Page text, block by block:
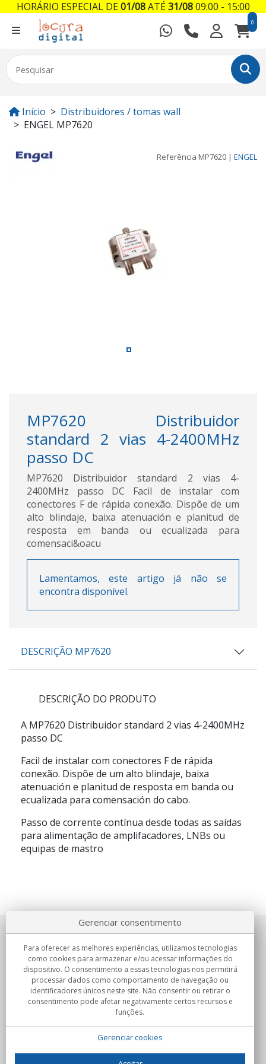
0
Início
Distribuidores / tomas wall
ENGEL MP7620
Referência MP7620 | ENGEL
MP7620 Distribuidor
standard 2 vias 4-2400MHz
passo DC
MP7620 Distribuidor standard 2 vias 4-
2400MHz passo DC Facil de instalar com
conectores F de rápida conexão. Dispõe de um
alto blindaje, baixa atenuación e planitud de
resposta em banda ou ecualizada para
comensaci&oacu
Lamentamos, este artigo já não se
encontra disponível.
DESCRIÇÃO MP7620
DESCRIÇÃO DO PRODUTO
A MP7620 Distribuidor standard 2 vias 4-2400MHz
passo DC
Facil de instalar com conectores F de rápida
conexão. Dispõe de um alto blindaje, baixa
atenuación e planitud de resposta em banda ou
ecualizada para comensación do cabo.
Passo de corrente contínua desde todas as saídas
para alimentação de amplifacadores, LNBs ou
equipas de mastro
Sobre nosotros
Compromissos
Compras
Gerenciar consentimento
Para oferecer as melhores experiências, utilizamos tecnologias
como cookies para armazenar e/ou acessar informações do
dispositivo. O consentimento a essas tecnologias nos permitirá
processar dados como comportamento de navegação ou
identificadores únicos neste site. Não consentir ou retirar o
consentimento pode afetar negativamente certos recursos e
funções.
Gerenciar cookies
HORÁRIO ESPECIAL DE01/08ATÉ31/0809:00 - 15:00